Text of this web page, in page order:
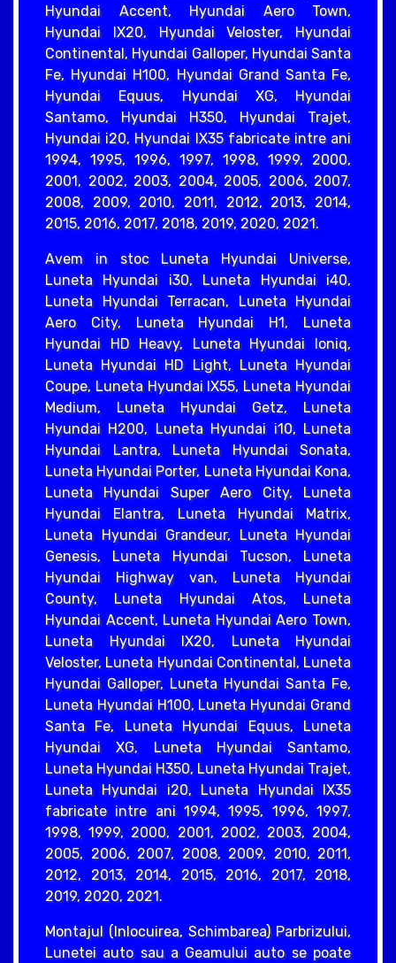
Hyundai Accent, Hyundai Aero Town,
Hyundai IX20, Hyundai Veloster, Hyundai
Continental, Hyundai Galloper, Hyundai Santa
Fe, Hyundai H100, Hyundai Grand Santa Fe,
Hyundai Equus, Hyundai XG, Hyundai
Santamo, Hyundai H350, Hyundai Trajet,
Hyundai i20, Hyundai IX35 fabricate intre ani
1994, 1995, 1996, 1997, 1998, 1999, 2000,
2001, 2002, 2003, 2004, 2005, 2006, 2007,
2008, 2009, 2010, 2011, 2012, 2013, 2014,
2015, 2016, 2017, 2018, 2019, 2020, 2021.
Avem in stoc Luneta Hyundai Universe,
Luneta Hyundai i30, Luneta Hyundai i40,
Luneta Hyundai Terracan, Luneta Hyundai
Aero City, Luneta Hyundai H1, Luneta
Hyundai HD Heavy, Luneta Hyundai Ioniq,
Luneta Hyundai HD Light, Luneta Hyundai
Coupe, Luneta Hyundai IX55, Luneta Hyundai
Medium, Luneta Hyundai Getz, Luneta
Hyundai H200, Luneta Hyundai i10, Luneta
Hyundai Lantra, Luneta Hyundai Sonata,
Luneta Hyundai Porter, Luneta Hyundai Kona,
Luneta Hyundai Super Aero City, Luneta
Hyundai Elantra, Luneta Hyundai Matrix,
Luneta Hyundai Grandeur, Luneta Hyundai
Genesis, Luneta Hyundai Tucson, Luneta
Hyundai Highway van, Luneta Hyundai
County, Luneta Hyundai Atos, Luneta
Hyundai Accent, Luneta Hyundai Aero Town,
Luneta Hyundai IX20, Luneta Hyundai
Veloster, Luneta Hyundai Continental, Luneta
Hyundai Galloper, Luneta Hyundai Santa Fe,
Luneta Hyundai H100, Luneta Hyundai Grand
Santa Fe, Luneta Hyundai Equus, Luneta
Hyundai XG, Luneta Hyundai Santamo,
Luneta Hyundai H350, Luneta Hyundai Trajet,
Luneta Hyundai i20, Luneta Hyundai IX35
fabricate intre ani 1994, 1995, 1996, 1997,
1998, 1999, 2000, 2001, 2002, 2003, 2004,
2005, 2006, 2007, 2008, 2009, 2010, 2011,
2012, 2013, 2014, 2015, 2016, 2017, 2018,
2019, 2020, 2021.
Montajul (Inlocuirea, Schimbarea) Parbrizului,
Lunetei auto sau a Geamului auto se poate